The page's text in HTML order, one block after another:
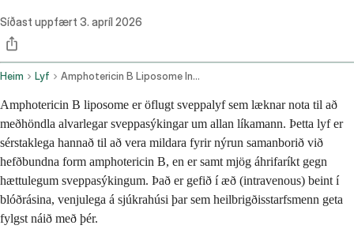
Síðast uppfært 3. apríl 2026
Heim Lyf Amphotericin B Liposome Intravenous Route
Amphotericin B liposome er öflugt sveppalyf sem læknar nota til að
meðhöndla alvarlegar sveppasýkingar um allan líkamann. Þetta lyf er
sérstaklega hannað til að vera mildara fyrir nýrun samanborið við
hefðbundna form amphotericin B, en er samt mjög áhrifaríkt gegn
hættulegum sveppasýkingum. Það er gefið í æð (intravenous) beint í
blóðrásina, venjulega á sjúkrahúsi þar sem heilbrigðisstarfsmenn geta
fylgst náið með þér.